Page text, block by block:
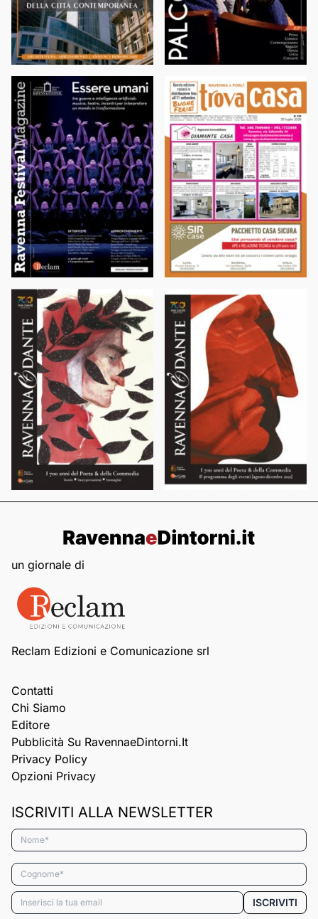
un giornale di
Reclam Edizioni e Comunicazione srl
Contatti
Chi Siamo
Editore
Pubblicità Su RavennaeDintorni.it
Privacy Policy
Opzioni Privacy
ISCRIVITI ALLA NEWSLETTER
Nome*
Cognome*
Email* ISCRIVITI